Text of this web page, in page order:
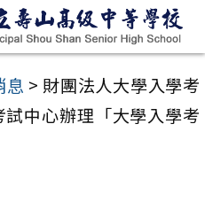
息 > 財團法人大學入學考
中心辦理「大學入學考